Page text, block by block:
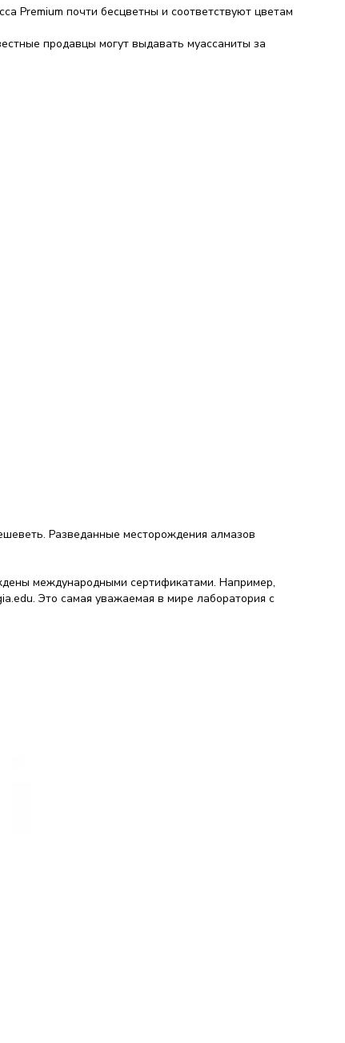
Premium почти бесцветны и соответствуют цветам
продавцы могут выдавать муассаниты за
Разведанные месторождения алмазов
международными сертификатами. Например,
Это самая уважаемая в мире лаборатория с